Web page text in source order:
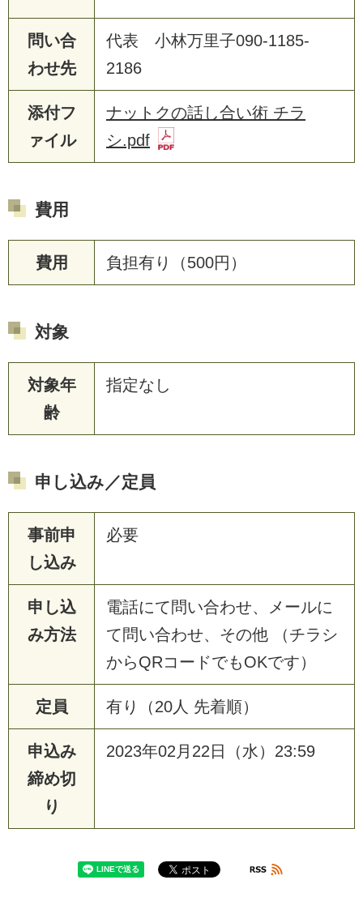
問い合
わせ先
代表 小林万里子090-1185-
2186
添付フ
ァイル
ナットクの話し合い術 チラ
シ.pdf
費用
費用 負担有り（500円）
対象
対象年
齢
指定なし
申し込み／定員
事前申
し込み
必要
申し込
み方法
電話にて問い合わせ、メールに
て問い合わせ、その他 （チラシ
からQRコードでもOKです）
定員 有り（20人 先着順）
申込み
締め切
り
2023年02月22日（水）23:59